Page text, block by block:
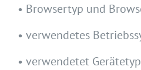
• Browsertyp und
• verwendetes
• verwendetet Gerätetyp